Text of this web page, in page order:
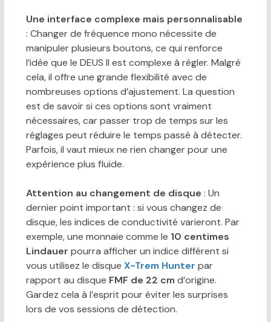
Une interface complexe mais personnalisable
: Changer de fréquence mono nécessite de
manipuler plusieurs boutons, ce qui renforce
l’idée que le DEUS II est complexe à régler. Malgré
cela, il offre une grande flexibilité avec de
nombreuses options d’ajustement. La question
est de savoir si ces options sont vraiment
nécessaires, car passer trop de temps sur les
réglages peut réduire le temps passé à détecter.
Parfois, il vaut mieux ne rien changer pour une
expérience plus fluide.
Attention au changement de disque : Un
dernier point important : si vous changez de
disque, les indices de conductivité varieront. Par
exemple, une monnaie comme le 10 centimes
Lindauer pourra afficher un indice différent si
vous utilisez le disque X-Trem Hunter par
rapport au disque FMF de 22 cm d’origine.
Gardez cela à l’esprit pour éviter les surprises
lors de vos sessions de détection.